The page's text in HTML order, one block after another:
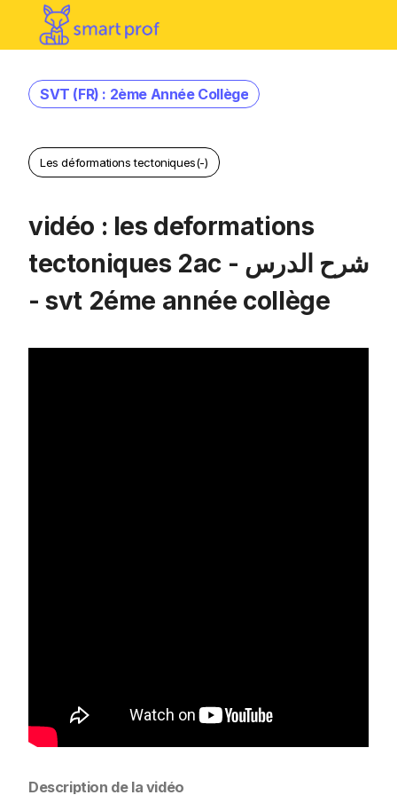
SVT (FR) : 2ème Année Collège
Les déformations tectoniques(-)
vidéo : les deformations
tectoniques 2ac - شرح الدرس
- svt 2éme année collège
Description de la vidéo